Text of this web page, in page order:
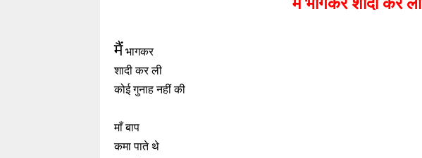
मैं भागकर
शादी कर ली
कोई गुनाह नहीं की
माँ बाप
कमा पाते थे